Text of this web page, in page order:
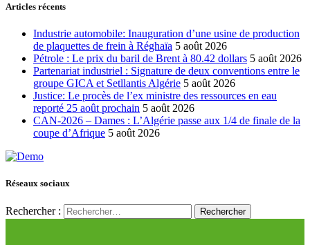
Articles récents
Industrie automobile: Inauguration d’une usine de production
de plaquettes de frein à Réghaïa 5 août 2026
Pétrole : Le prix du baril de Brent à 80.42 dollars 5 août 2026
Partenariat industriel : Signature de deux conventions entre le
groupe GICA et Setllantis Algérie 5 août 2026
Justice: Le procès de l’ex ministre des ressources en eau
reporté 25 août prochain 5 août 2026
CAN-2026 – Dames : L’Algérie passe aux 1/4 de finale de la
coupe d’Afrique 5 août 2026
Réseaux sociaux
Rechercher :